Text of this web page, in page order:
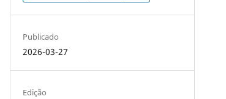
Publicado
2026-03-27
Edição